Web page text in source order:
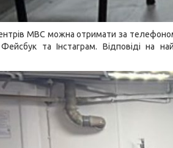
МВС можна отримати за
Фейсбук таІнстаграм. Відповіді на